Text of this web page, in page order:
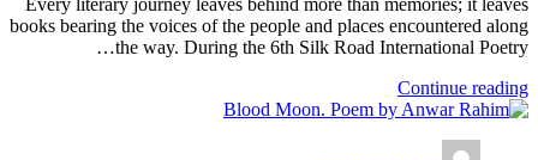
Every literary journey leaves behind more than memories; it leaves
books bearing the voices of the people and places encountered along
the way. During the 6th Silk Road International Poetry…
Continue reading